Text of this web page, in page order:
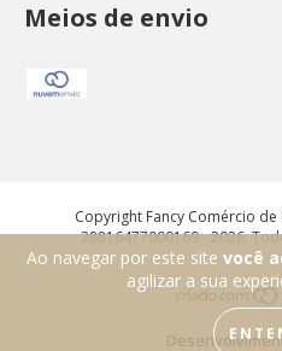
Ao navegar por este site você
agilizar a sua
Meios de envio
Copyright Fancy Comércio
28816477000169 - 2026.